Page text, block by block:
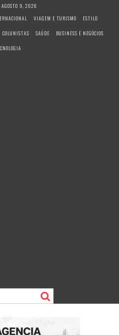
AGOSTO 9, 2026
VIAGEM E TURISMO
ESTILO
COLUNISTAS SAÚDE
BUSINESS E NEGÓCIOS